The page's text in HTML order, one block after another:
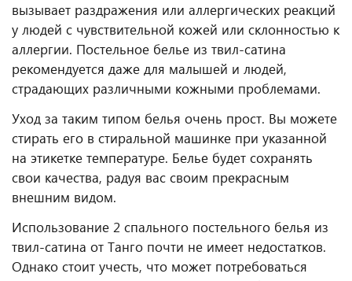
вызывает раздражения или аллергических реакций
у людей с чувствительной кожей или склонностью к
аллергии. Постельное белье из твил-сатина
рекомендуется даже для малышей и людей,
страдающих различными кожными проблемами.
Уход за таким типом белья очень прост. Вы можете
стирать его в стиральной машинке при указанной
на этикетке температуре. Белье будет сохранять
свои качества, радуя вас своим прекрасным
внешним видом.
Использование 2 спального постельного белья из
твил-сатина от Танго почти не имеет недостатков.
Однако стоит учесть, что может потребоваться